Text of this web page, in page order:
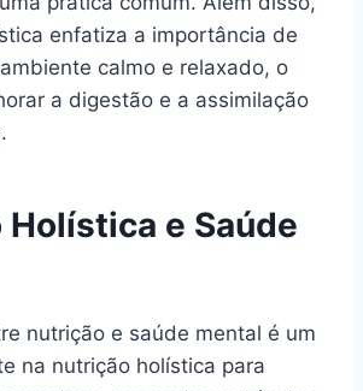
enfatiza a importância de
calmo e relaxado, o
a digestão e a assimilação
e Saúde
nutrição e saúde mental é um
na nutrição holística para